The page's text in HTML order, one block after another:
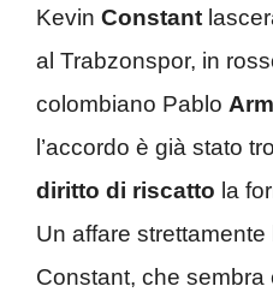
Kevin Constant
al Trabzonspor, in
colombiano Pablo
l’accordo è già stato
diritto di riscatto la
Un affare
Constant, che sembra